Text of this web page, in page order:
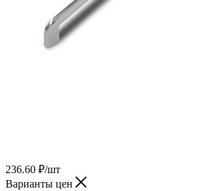
236.60 ₽/шт
Варианты цен